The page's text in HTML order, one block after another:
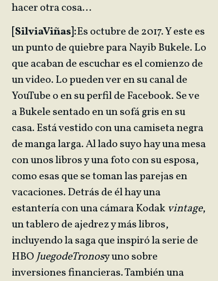
hacer otra cosa…
[SilviaViñas]:Es octubre de 2017. Y este es
un punto de quiebre para Nayib Bukele. Lo
que acaban de escuchar es el comienzo de
un video. Lo pueden ver en su canal de
YouTube o en su perfil de Facebook. Se ve
a Bukele sentado en un sofá gris en su
casa. Está vestido con una camiseta negra
de manga larga. Al lado suyo hay una mesa
con unos libros y una foto con su esposa,
como esas que se toman las parejas en
vacaciones. Detrás de él hay una
estantería con una cámara Kodakvintage,
un tablero de ajedrez y más libros,
incluyendo la saga que inspiró la serie de
HBOJuegodeTronosy uno sobre
inversiones financieras. También una